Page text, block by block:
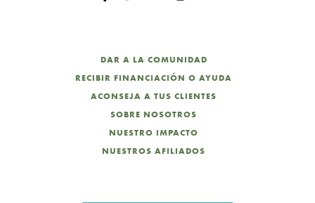
DAR A LA COMUNIDAD
RECIBIR FINANCIACIÓN O AYUDA
ACONSEJA A TUS CLIENTES
SOBRE NOSOTROS
NUESTRO IMPACTO
NUESTROS AFILIADOS